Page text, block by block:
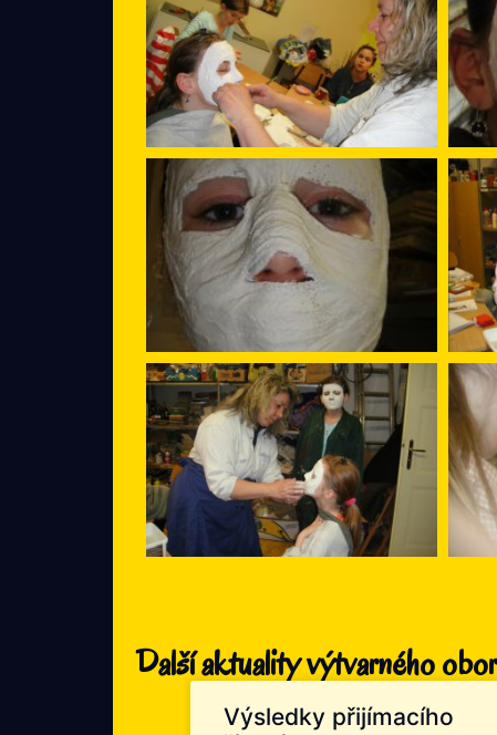
Další aktuality výtvarného
Výsledky přijímacího